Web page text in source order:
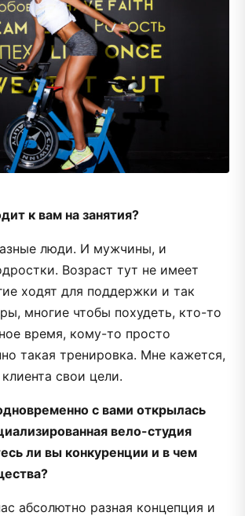
к вам на занятия?
люди. И мужчины, и
Возраст тут не имеет
ходят для поддержки и так
многие чтобы похудеть, кто-то
время, кому-то просто
такая тренировка. Мне кажется,
свои цели.
с вами открылась
вело-студия
ли вы конкуренции и в чем
абсолютно разная концепция и